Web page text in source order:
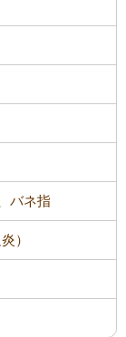
バネ指
）